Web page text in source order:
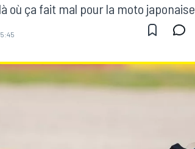
où ça fait mal pour la moto japonaise.